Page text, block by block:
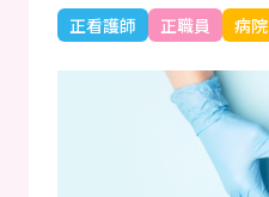
正看護師 正職員 病院